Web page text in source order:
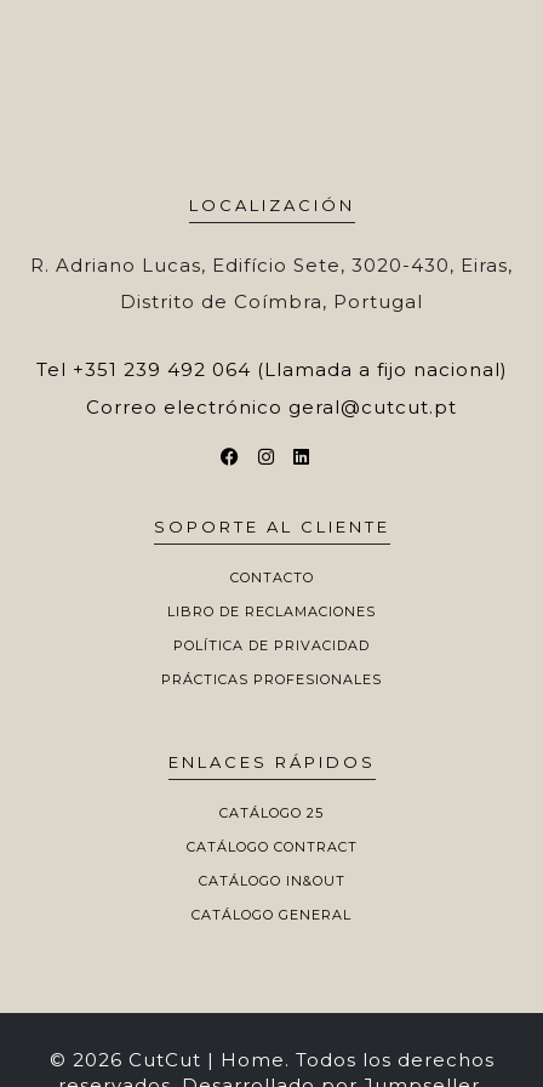
LOCALIZACIÓN
R. Adriano Lucas, Edifício Sete, 3020-430, Eiras,
Distrito de Coímbra, Portugal
Tel +351 239 492 064 (Llamada a fijo nacional)
Correo electrónico geral@cutcut.pt
SOPORTE AL CLIENTE
CONTACTO
LIBRO DE RECLAMACIONES
POLÍTICA DE PRIVACIDAD
PRÁCTICAS PROFESIONALES
ENLACES RÁPIDOS
CATÁLOGO 25
CATÁLOGO CONTRACT
CATÁLOGO IN&OUT
CATÁLOGO GENERAL
© 2026 CutCut | Home. Todos los derechos